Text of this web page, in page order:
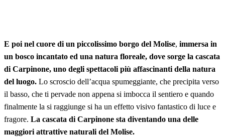
E poi nel cuore di un piccolissimo borgo del Molise, immersa in
un bosco incantato ed una natura floreale, dove sorge la cascata
di Carpinone, uno degli spettacoli più affascinanti della natura
del luogo. Lo scroscio dell’acqua spumeggiante, che precipita verso
il basso, che ti pervade non appena si imbocca il sentiero e quando
finalmente la si raggiunge si ha un effetto visivo fantastico di luce e
fragore. La cascata di Carpinone sta diventando una delle
maggiori attrattive naturali del Molise.